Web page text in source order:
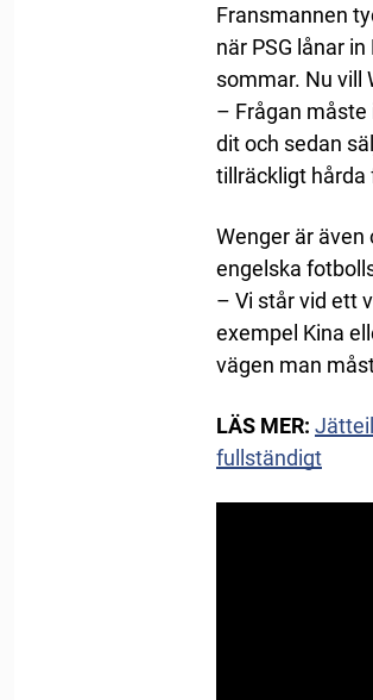
Fransmannen
när PSG lånar
sommar. Nu vill
– Frågan måste
dit och sedan
tillräckligt hårda
Wenger är
engelska
– Vi står vid ett
exempel Kina
vägen man
LÄS MER:
fullständigt